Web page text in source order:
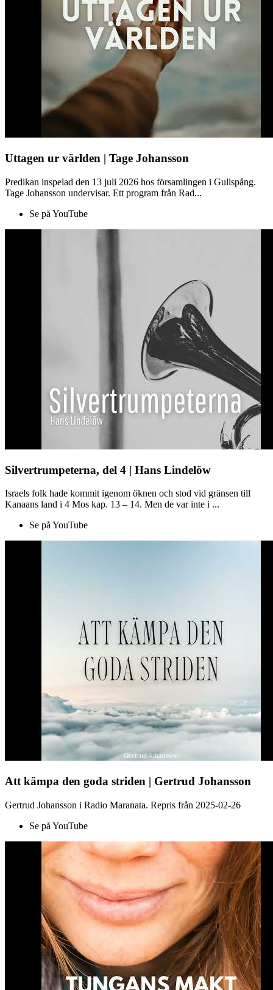
Uttagen ur världen | Tage Johansson
Predikan inspelad den 13 juli 2026 hos församlingen i Gullspång.
Tage Johansson undervisar. Ett program från Rad...
Se på YouTube
Silvertrumpeterna, del 4 | Hans Lindelöw
Israels folk hade kommit igenom öknen och stod vid gränsen till
Kanaans land i 4 Mos kap. 13 – 14. Men de var inte i ...
Se på YouTube
Att kämpa den goda striden | Gertrud Johansson
Gertrud Johansson i Radio Maranata. Repris från 2025-02-26
Se på YouTube